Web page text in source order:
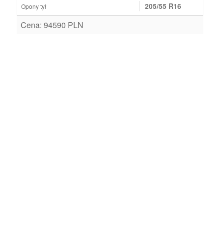
Opony tył 205/55 R16
Cena: 94590 PLN